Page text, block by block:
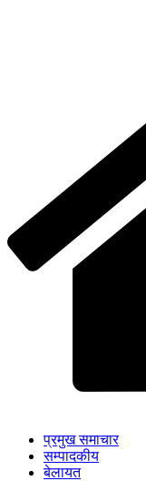
प्रमुख समाचार
सम्पादकीय
बेलायत